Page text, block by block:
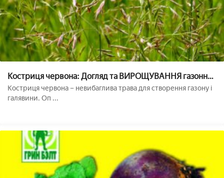
Костриця червона: Догляд та ВИРОЩУВАННЯ газонної
трави
Костриця червона – невибаглива трава для створення газону і
галявини. Оп ...